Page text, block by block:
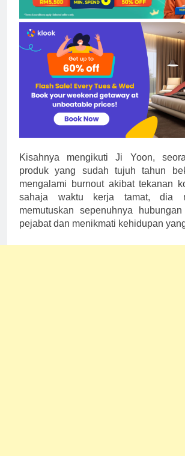
Kisahnya mengikuti Ji Yoon,
produk yang sudah tujuh tahun
mengalami burnout akibat tekanan
sahaja waktu kerja tamat, dia
memutuskan sepenuhnya
pejabat dan menikmati kehidupan